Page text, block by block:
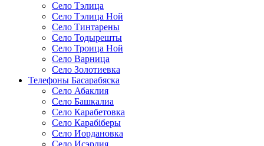
Село Тэлица
Село Тэлица Ной
Село Тинтарены
Село Тодырешты
Село Троица Ной
Село Варница
Село Золотиевка
Телефоны Басарабяска
Село Абаклия
Село Башкалиа
Село Карабетовка
Село Карабіберы
Село Иордановка
Село Исэрлия